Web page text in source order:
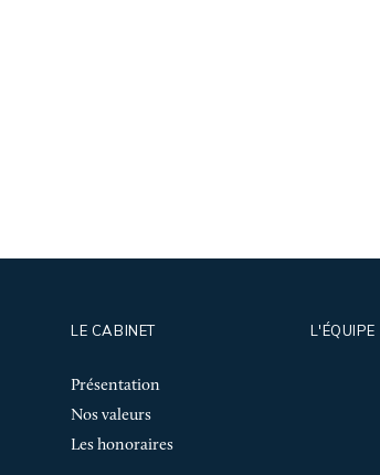
LE CABINET
Présentation
Nos valeurs
Les honoraires
L'ÉQUIPE